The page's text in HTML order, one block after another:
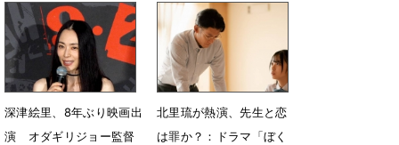
が滞在する「亀の湯」長
男役
3月6日 17時38分
9月11日 21時23分
深津絵里、8年ぶり映画出
演 オダギリジョー監督
北里琉が熱演、先生と恋
は罪か？：ドラマ「ぼく